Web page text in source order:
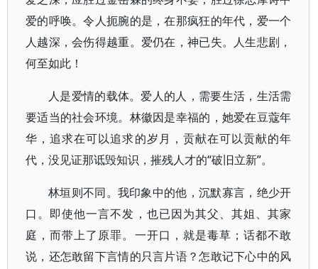
爱的呼唤。令人扼腕的是，在那疯狂的年代，爱一个
人越深，会伤得越重。爱仍在，神已失。人生悲剧，
何至如此！
人是爱情的载体。爱人的人，需要生活，生活需
要适当的社会环境。林徽因是幸福的，她爱在豆蔻年
华，追求在可以追求的岁月，贡献在可以贡献的年
代，没见证那诋毁知识，摧残人才的“破旧立新”。
林垣则不同。我印象中的他，沉默寡言，绝少开
口。即使他一言不发，也已因为其父、其姐、其家
庭，而带上了原罪。一开口，就是毒草；话都不敢
说，还怎敢留下言情的只言片语？怎敢记下心中的风